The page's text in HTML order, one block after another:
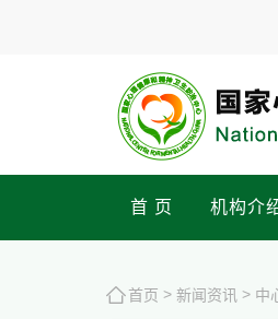
首 页 机构介
首页 > 新闻资讯 > 中